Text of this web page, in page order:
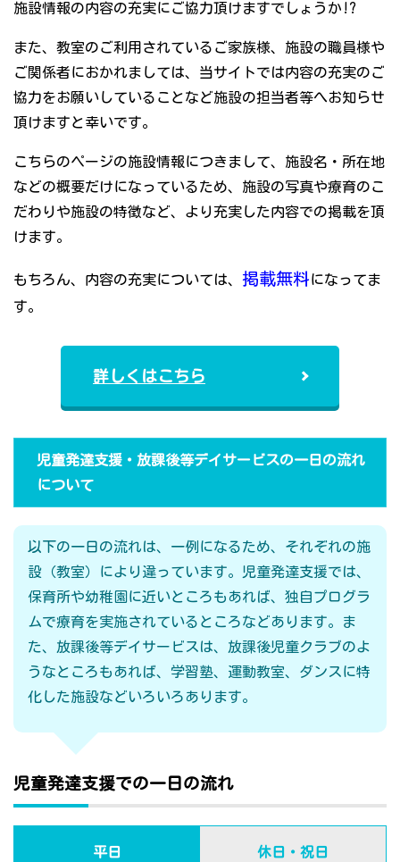
施設情報の内容の充実にご協力頂けますでしょうか!?
また、教室のご利用されているご家族様、施設の職員様や
ご関係者におかれましては、当サイトでは内容の充実のご
協力をお願いしていることなど施設の担当者等へお知らせ
頂けますと幸いです。
こちらのページの施設情報につきまして、施設名・所在地
などの概要だけになっているため、施設の写真や療育のこ
だわりや施設の特徴など、より充実した内容での掲載を頂
けます。
もちろん、内容の充実については、 掲載無料になってま
す。
詳しくはこちら
児童発達支援・放課後等デイサービスの一日の流れ
について
以下の一日の流れは、一例になるため、それぞれの施
設（教室）により違っています。児童発達支援では、
保育所や幼稚園に近いところもあれば、独自プログラ
ムで療育を実施されているところなどあります。ま
た、放課後等デイサービスは、放課後児童クラブのよ
うなところもあれば、学習塾、運動教室、ダンスに特
化した施設などいろいろあります。
児童発達支援での一日の流れ
平日 休日・祝日